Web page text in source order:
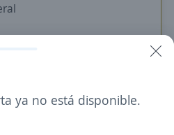
ya no está disponible.